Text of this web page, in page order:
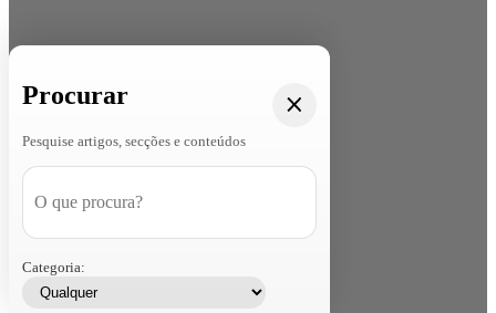
Procurar
Pesquise artigos, secções e conteúdos
Categoria: